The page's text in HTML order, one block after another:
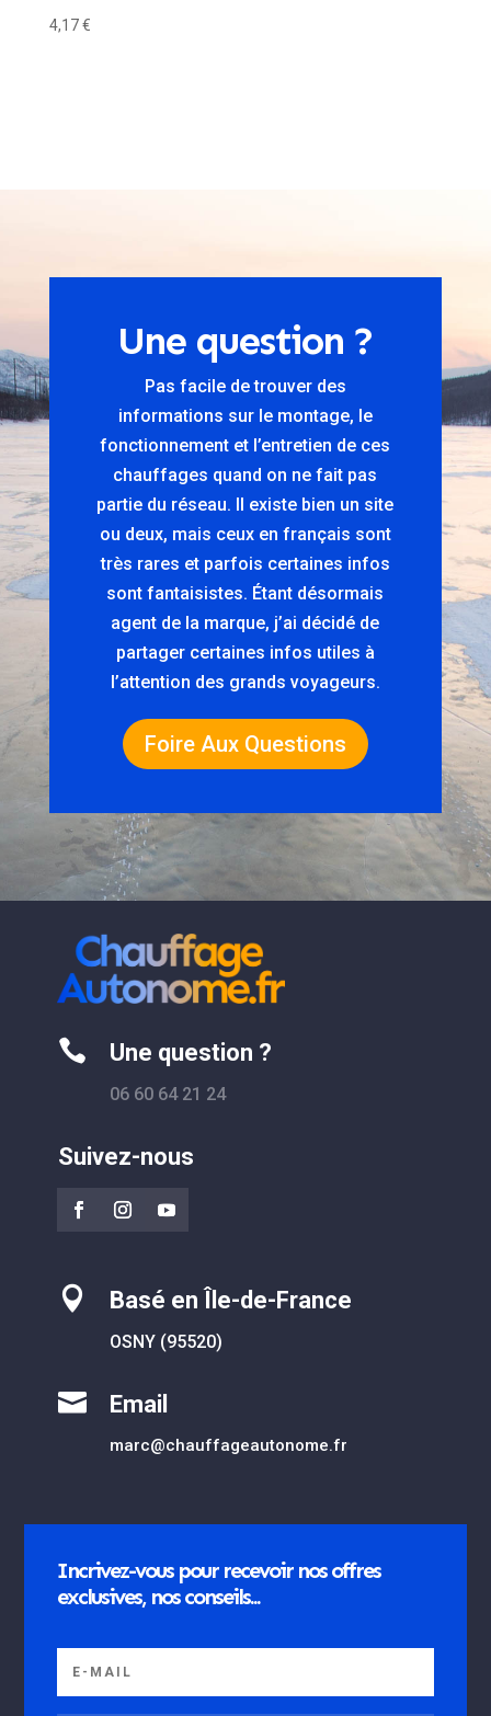
4,17€
Une question ?
Pas facile de trouver des
informations sur le montage, le
fonctionnement et l’entretien de ces
chauffages quand on ne fait pas
partie du réseau. Il existe bien un site
ou deux, mais ceux en français sont
très rares et parfois certaines infos
sont fantaisistes. Étant désormais
agent de la marque, j’ai décidé de
partager certaines infos utiles à
l’attention des grands voyageurs.
Foire Aux Questions
 Une question ?
06 60 64 21 24
Suivez-nous
 Basé en Île-de-France
OSNY (95520)
 Email
marc@chauffageautonome.fr
Incrivez-vous pour recevoir nos offres
exclusives, nos conseils...